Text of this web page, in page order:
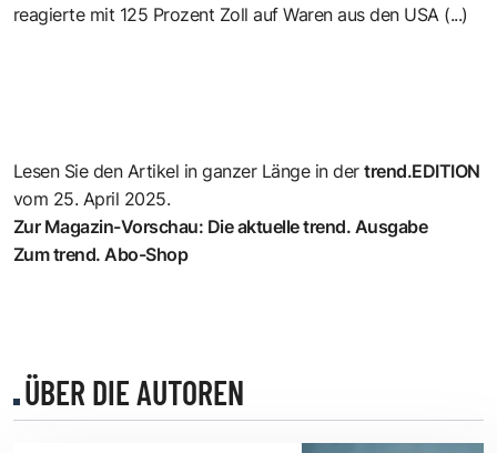
reagierte mit 125 Prozent Zoll auf Waren aus den USA (...)
Lesen Sie den Artikel in ganzer Länge in dertrend.EDITION
vom 25. April 2025.
Zur Magazin-Vorschau: Die aktuelle trend. Ausgabe
Zum trend. Abo-Shop
ÜBER DIE AUTOREN